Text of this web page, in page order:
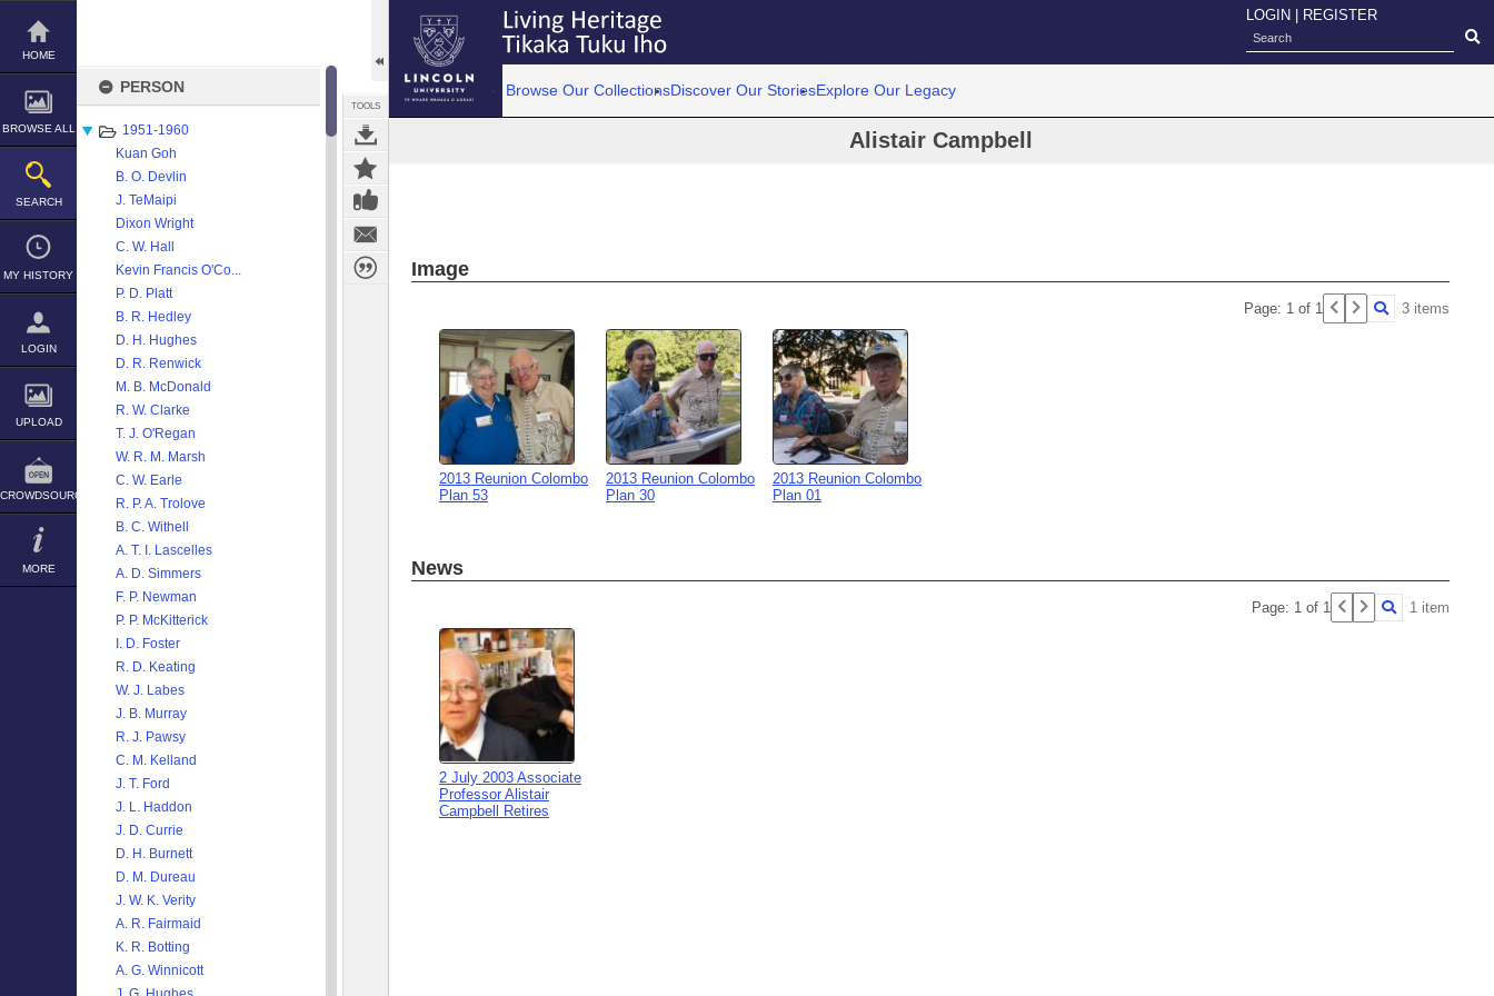
Skip
content
HOME
BROWSE ALL
SEARCH
MY HISTORY
LOGIN
UPLOAD
CROWDSOURCE
MORE
PERSON
1951-1960
Kuan Goh
B. O. Devlin
J. TeMaipi
Dixon Wright
C. W. Hall
Kevin Francis O'Co...
P. D. Platt
B. R. Hedley
D. H. Hughes
D. R. Renwick
M. B. McDonald
R. W. Clarke
T. J. O'Regan
W. R. M. Marsh
C. W. Earle
R. P. A. Trolove
B. C. Withell
A. T. I. Lascelles
A. D. Simmers
F. P. Newman
P. P. McKitterick
I. D. Foster
R. D. Keating
W. J. Labes
J. B. Murray
R. J. Pawsy
C. M. Kelland
J. T. Ford
J. L. Haddon
J. D. Currie
D. H. Burnett
D. M. Dureau
J. W. K. Verity
A. R. Fairmaid
K. R. Botting
A. G. Winnicott
TOOLS
LOGIN REGISTER
Browse Our CollectionsDiscover Our StoriesExplore Our Legacy
Alistair Campbell
Image
Page: 1 of 1 3 items
2013 Reunion Colombo
Plan 53
2013 Reunion Colombo
Plan 30
2013 Reunion Colombo
Plan 01
News
Page: 1 of 1 1 item
2 July 2003 Associate
Professor Alistair
Campbell Retires